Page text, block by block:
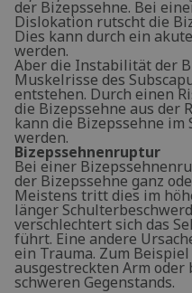
der Bizepssehne. Bei
Dislokation rutscht die
Dies kann durch ein
werden.
Aber die Instabilität der
Muskelrisse des
entstehen. Durch einen
die Bizepssehne aus der
kann die Bizepssehne
werden.
Bizepssehnenruptur
Bei einer
der Bizepssehne ganz
Meistens tritt dies im
länger
verschlechtert sich das
führt. Eine andere
ein Trauma. Zum
ausgestreckten Arm oder
schweren Gegenstands.